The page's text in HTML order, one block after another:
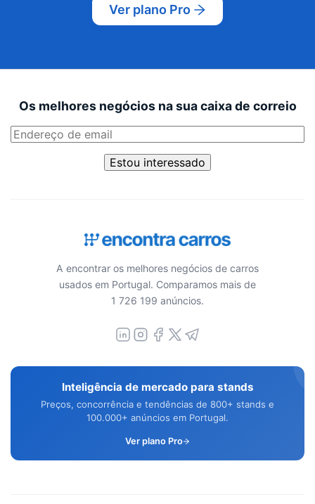
Ver plano Pro
Os melhores negócios na sua caixa de correio
Estou interessado
A encontrar os melhores negócios de carros
usados em Portugal. Comparamos mais de
1 726 199 anúncios.
Inteligência de mercado para stands
Preços, concorrência e tendências de 800+ stands e
100.000+ anúncios em Portugal.
Ver plano Pro